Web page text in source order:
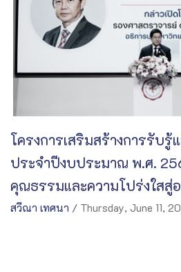
โครงการเสริมสร้างการรับรู้
ประจำปีงบประมาณ พ.ศ.
คุณธรรมและความโปร่งใสสู่
สวีณา เทศนา / Thursday, June 11,